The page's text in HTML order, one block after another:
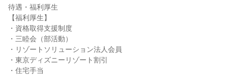
待遇・福利厚生
【福利厚生】
・資格取得支援制度
・三睦会（部活動）
・リゾートソリューション法人会員
・東京ディズニーリゾート割引
・住宅手当